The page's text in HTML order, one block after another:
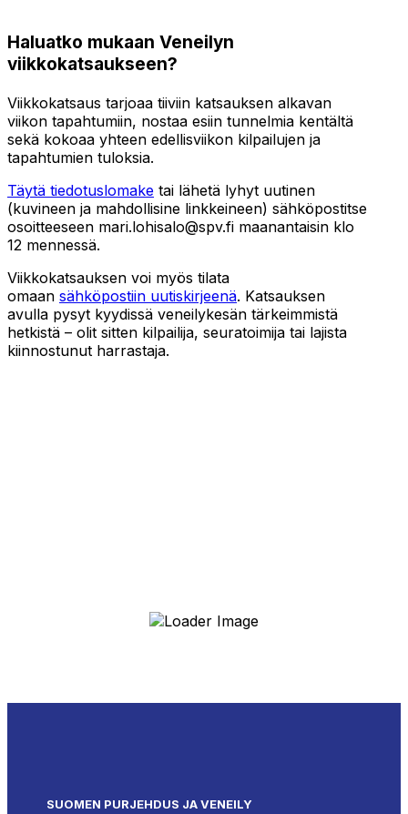
Haluatko mukaan Veneilyn
viikkokatsaukseen?
Viikkokatsaus tarjoaa tiiviin katsauksen alkavan
viikon tapahtumiin, nostaa esiin tunnelmia kentältä
sekä kokoaa yhteen edellisviikon kilpailujen ja
tapahtumien tuloksia.
Täytä tiedotuslomake tai lähetä lyhyt uutinen
(kuvineen ja mahdollisine linkkeineen) sähköpostitse
osoitteeseen mari.lohisalo@spv.fi maanantaisin klo
12 mennessä.
Viikkokatsauksen voi myös tilata
omaan sähköpostiin uutiskirjeenä. Katsauksen
avulla pysyt kyydissä veneilykesän tärkeimmistä
hetkistä – olit sitten kilpailija, seuratoimija tai lajista
kiinnostunut harrastaja.
SUOMEN PURJEHDUS JA VENEILY